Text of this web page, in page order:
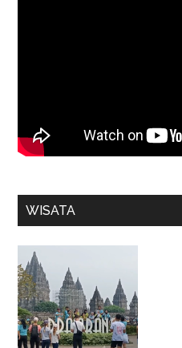
WISATA